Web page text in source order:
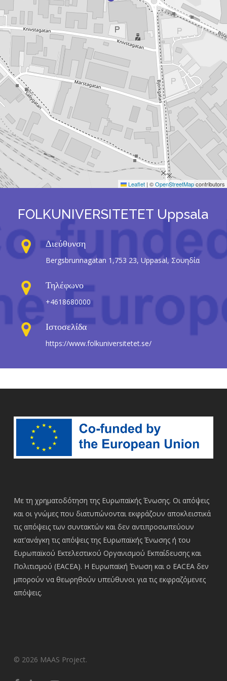
Leaflet | ©OpenStreetMapcontributors
FOLKUNIVERSITETET Uppsala
Διεύθυνση
Bergsbrunnagatan 1,753 23, Uppasal, Σουηδία
Τηλέφωνο
+4618680000
Ιστοσελίδα
https://www.folkuniversitetet.se/
Με τη χρηματοδότηση της Ευρωπαϊκής Ένωσης. Οι απόψεις
και οι γνώμες που διατυπώνονται εκφράζουν αποκλειστικά
τις απόψεις των συντακτών και δεν αντιπροσωπεύουν
κατ'ανάγκη τις απόψεις της Ευρωπαϊκής Ένωσης ή του
Ευρωπαϊκού Εκτελεστικού Οργανισμού Εκπαίδευσης και
Πολιτισμού (EACEA). Η Ευρωπαϊκή Ένωση και ο EACEA δεν
μπορούν να θεωρηθούν υπεύθυνοι για τις εκφραζόμενες
απόψεις.
© 2026 MAAS Project.